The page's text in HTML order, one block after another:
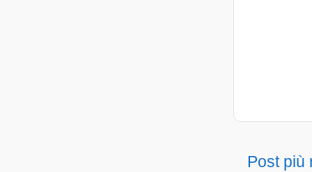
Post più